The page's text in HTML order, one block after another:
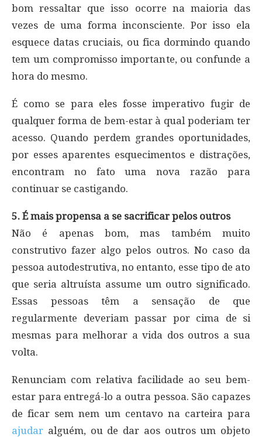
bom ressaltar que isso ocorre na maioria das
vezes de uma forma inconsciente. Por isso ela
esquece datas cruciais, ou fica dormindo quando
tem um compromisso importante, ou confunde a
hora do mesmo.
É como se para eles fosse imperativo fugir de
qualquer forma de bem-estar à qual poderiam ter
acesso. Quando perdem grandes oportunidades,
por esses aparentes esquecimentos e distrações,
encontram no fato uma nova razão para
continuar se castigando.
5. É mais propensa a se sacrificar pelos outros
Não é apenas bom, mas também muito
construtivo fazer algo pelos outros. No caso da
pessoa autodestrutiva, no entanto, esse tipo de ato
que seria altruísta assume um outro significado.
Essas pessoas têm a sensação de que
regularmente deveriam passar por cima de si
mesmas para melhorar a vida dos outros a sua
volta.
Renunciam com relativa facilidade ao seu bem-
estar para entregá-lo a outra pessoa. São capazes
de ficar sem nem um centavo na carteira para
ajudar alguém, ou de dar aos outros um objeto